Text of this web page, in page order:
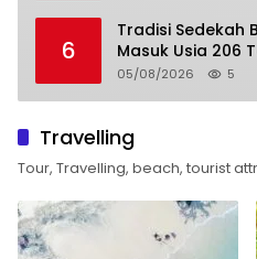
6
Tradisi Sedekah
Masuk Usia 206
05/08/2026 5
Travelling
Tour, Travelling, beach, tourist